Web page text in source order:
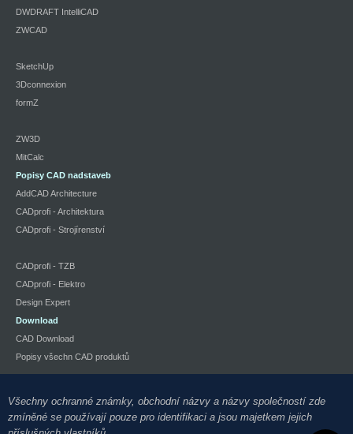
DWDRAFT IntelliCAD
ZWCAD
SketchUp
3Dconnexion
formZ
ZW3D
MitCalc
Popisy CAD nadstaveb
AddCAD Architecture
CADprofi - Architektura
CADprofi - Strojírenství
CADprofi - TZB
CADprofi - Elektro
Design Expert
Download
CAD Download
Popisy všechn CAD produktů
Všechny ochranné známky, obchodní názvy a názvy společností zde
zmíněné se používají pouze pro identifikaci a jsou majetkem jejich